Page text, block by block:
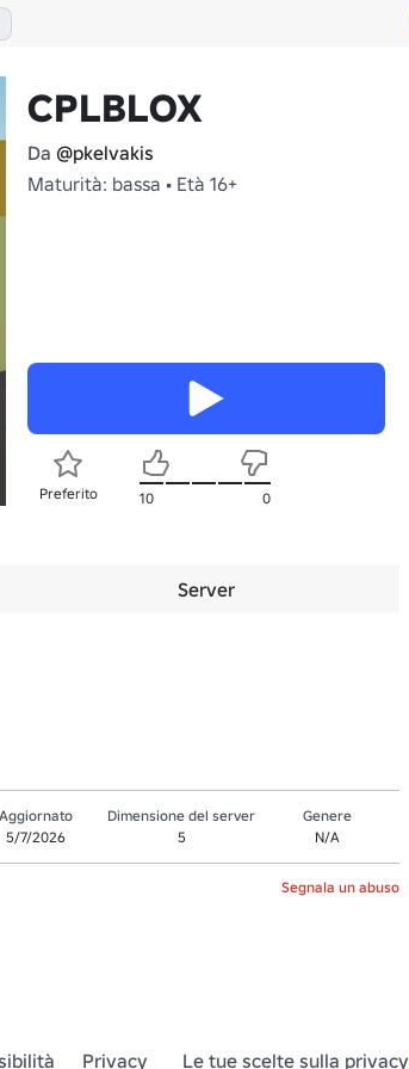
CPLBLOX
Da @pkelvakis
Maturità: bassa • Età 16+
Preferito 10 0
Server
Aggiornato
5/7/2026
Dimensione del server
5
Genere
N/A
Segnala un abuso
Privacy Le tue scelte sulla privacy